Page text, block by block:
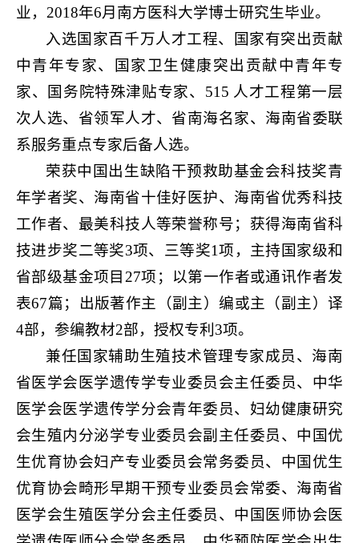
业，2018年6月南方医科大学博士研究生毕业。
入选国家百千万人才工程、国家有突出贡献
中青年专家、国家卫生健康突出贡献中青年专
家、国务院特殊津贴专家、515 人才工程第一层
次人选、省领军人才、省南海名家、海南省委联
系服务重点专家后备人选。
荣获中国出生缺陷干预救助基金会科技奖青
年学者奖、海南省十佳好医护、海南省优秀科技
工作者、最美科技人等荣誉称号；获得海南省科
技进步奖二等奖3项、三等奖1项，主持国家级和
省部级基金项目27项；以第一作者或通讯作者发
表67篇；出版著作主（副主）编或主（副主）译
4部，参编教材2部，授权专利3项。
兼任国家辅助生殖技术管理专家成员、海南
省医学会医学遗传学专业委员会主任委员、中华
医学会医学遗传学分会青年委员、妇幼健康研究
会生殖内分泌学专业委员会副主任委员、中国优
生优育协会妇产专业委员会常务委员、中国优生
优育协会畸形早期干预专业委员会常委、海南省
医学会生殖医学分会主任委员、中国医师协会医